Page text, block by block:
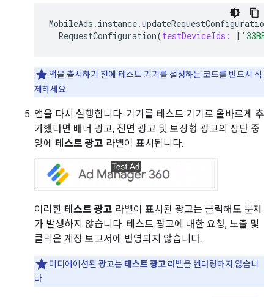
MobileAds . instance.updateRequestConfiguration
RequestConfiguration(testDeviceIds: [
앱을 출시하기 전에 테스트 기기를 설정하는 코드를 반드시 삭
제하세요.
앱을 다시 실행합니다. 기기를 테스트 기기로 올바르게 추
가했다면 배너 광고, 전면 광고 및 보상형 광고의 상단 중
앙에 테스트 광고 라벨이 표시됩니다.
이러한 테스트 광고 라벨이 표시된 광고는 클릭해도 문제
가 발생하지 않습니다. 테스트 광고에 대한 요청, 노출 및
클릭은 계정 보고서에 반영되지 않습니다.
미디에이션된 광고는테스트 광고 라벨을 렌더링하지 않습니
다.